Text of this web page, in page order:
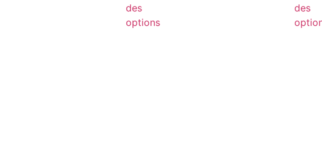
des
options
des